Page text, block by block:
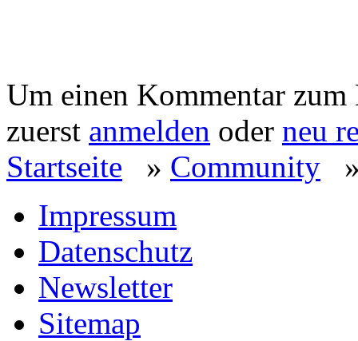
Um einen Kommentar
zuerst anmelden oder neu
Startseite » Community
Impressum
Datenschutz
Newsletter
Sitemap